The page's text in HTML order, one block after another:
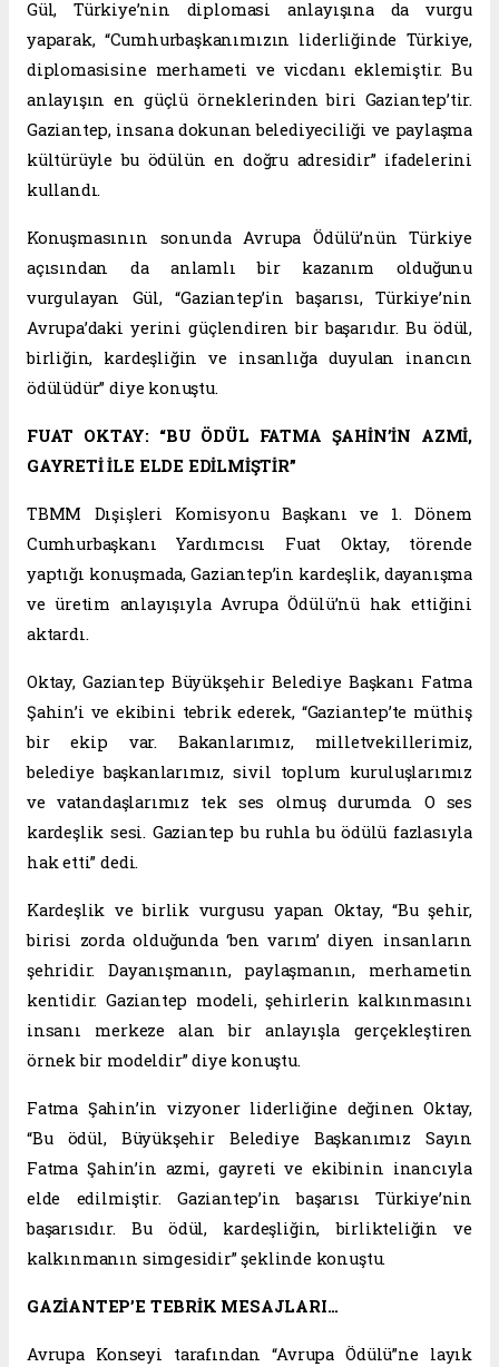
Gül, Türkiye’nin diplomasi anlayışına da vurgu
yaparak, “Cumhurbaşkanımızın liderliğinde Türkiye,
diplomasisine merhameti ve vicdanı eklemiştir. Bu
anlayışın en güçlü örneklerinden biri Gaziantep’tir.
Gaziantep, insana dokunan belediyeciliği ve paylaşma
kültürüyle bu ödülün en doğru adresidir” ifadelerini
kullandı.
Konuşmasının sonunda Avrupa Ödülü’nün Türkiye
açısından da anlamlı bir kazanım olduğunu
vurgulayan Gül, “Gaziantep’in başarısı, Türkiye’nin
Avrupa’daki yerini güçlendiren bir başarıdır. Bu ödül,
birliğin, kardeşliğin ve insanlığa duyulan inancın
ödülüdür” diye konuştu.
FUAT OKTAY: “BU ÖDÜL FATMA ŞAHİN’İN AZMİ,
GAYRETİ İLE ELDE EDİLMİŞTİR”
TBMM Dışişleri Komisyonu Başkanı ve 1. Dönem
Cumhurbaşkanı Yardımcısı Fuat Oktay, törende
yaptığı konuşmada, Gaziantep’in kardeşlik, dayanışma
ve üretim anlayışıyla Avrupa Ödülü’nü hak ettiğini
aktardı.
Oktay, Gaziantep Büyükşehir Belediye Başkanı Fatma
Şahin’i ve ekibini tebrik ederek, “Gaziantep’te müthiş
bir ekip var. Bakanlarımız, milletvekillerimiz,
belediye başkanlarımız, sivil toplum kuruluşlarımız
ve vatandaşlarımız tek ses olmuş durumda. O ses
kardeşlik sesi. Gaziantep bu ruhla bu ödülü fazlasıyla
hak etti” dedi.
Kardeşlik ve birlik vurgusu yapan Oktay, “Bu şehir,
birisi zorda olduğunda ‘ben varım’ diyen insanların
şehridir. Dayanışmanın, paylaşmanın, merhametin
kentidir. Gaziantep modeli, şehirlerin kalkınmasını
insanı merkeze alan bir anlayışla gerçekleştiren
örnek bir modeldir” diye konuştu.
Fatma Şahin’in vizyoner liderliğine değinen Oktay,
“Bu ödül, Büyükşehir Belediye Başkanımız Sayın
Fatma Şahin’in azmi, gayreti ve ekibinin inancıyla
elde edilmiştir. Gaziantep’in başarısı Türkiye’nin
başarısıdır. Bu ödül, kardeşliğin, birlikteliğin ve
kalkınmanın simgesidir” şeklinde konuştu.
GAZİANTEP’E TEBRİK MESAJLARI…
Avrupa Konseyi tarafından “Avrupa Ödülü”ne layık